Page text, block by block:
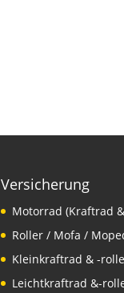
Versicherung
Motorrad (Kraftrad
Roller / Mofa /
Kleinkraftrad & -
Leichtkraftrad &-